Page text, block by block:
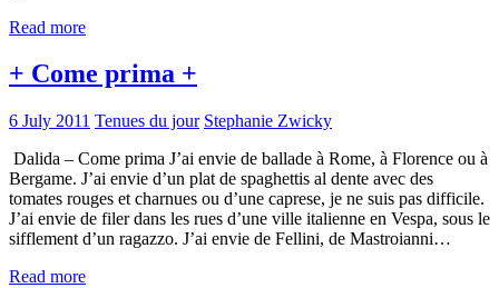
Read more
+ Come prima +
6 July 2011 Tenues du jour Stephanie Zwicky
Dalida – Come prima J’ai envie de ballade à Rome, à Florence ou à
Bergame. J’ai envie d’un plat de spaghettis al dente avec des
tomates rouges et charnues ou d’une caprese, je ne suis pas difficile.
J’ai envie de filer dans les rues d’une ville italienne en Vespa, sous le
sifflement d’un ragazzo. J’ai envie de Fellini, de Mastroianni…
Read more